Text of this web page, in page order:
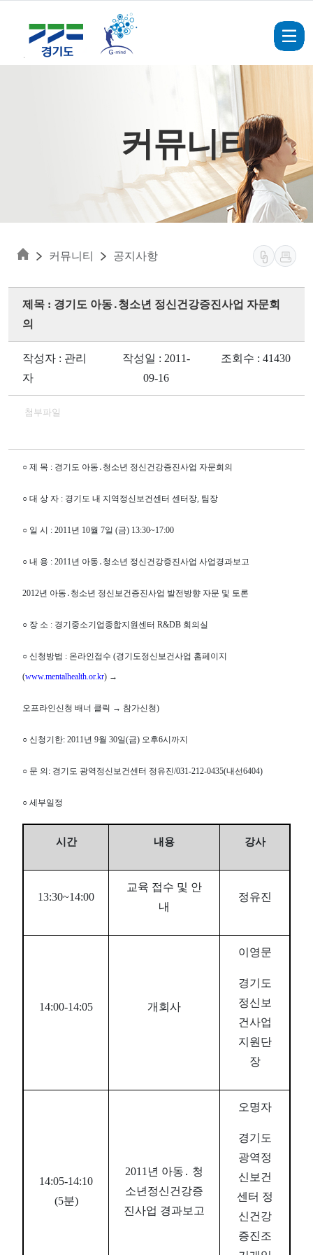
커뮤니티
커뮤니티 공지사항
제목 : 경기도 아동․청소년 정신건강증진사업 자문회
의
작성자 : 관리
자
작성일 : 2011-
09-16
조회수 : 41430
첨부파일
○ 제 목 : 경기도 아동․청소년 정신건강증진사업 자문회의
○ 대 상 자 : 경기도 내 지역정신보건센터 센터장, 팀장
○ 일 시 : 2011년 10월 7일 (금) 13:30~17:00
○ 내 용 : 2011년 아동․청소년 정신건강증진사업 사업경과보고
2012년 아동․청소년 정신보건증진사업 발전방향 자문 및 토론
○ 장 소 : 경기중소기업종합지원센터 R&DB 회의실
○ 신청방법 : 온라인접수 (경기도정신보건사업 홈페이지
(www.mentalhealth.or.kr) →
오프라인신청 배너 클릭 → 참가신청)
○ 신청기한: 2011년 9월 30일(금) 오후6시까지
○ 문 의: 경기도 광역정신보건센터 정유진/031-212-0435(내선6404)
○ 세부일정
시간 내용 강사
13:30~14:00
교육 접수 및 안
내
정유진
14:00-14:05 개회사
이영문
경기도
정신보
건사업
지원단
장
14:05-14:10
(5분)
2011년 아동․ 청
소년정신건강증
진사업 경과보고
오명자
경기도
광역정
신보건
센터 정
신건강
증진조